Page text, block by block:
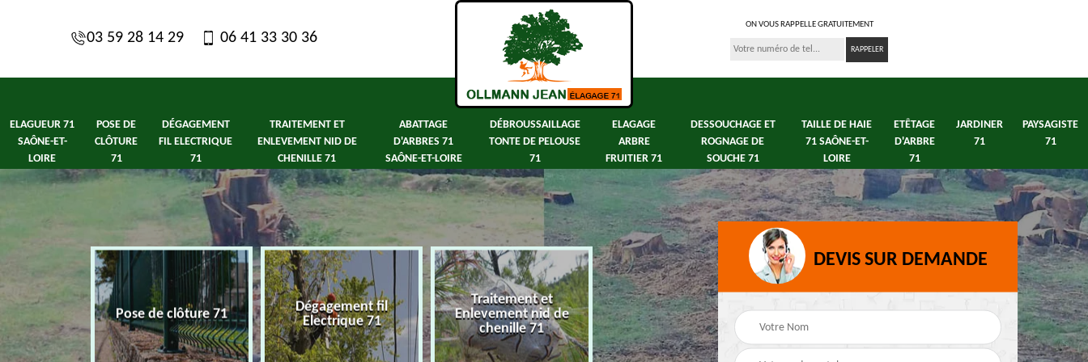
03 59 28 14 29 06 41 33 30 36
ON VOUS RAPPELLE GRATUITEMENT
ELAGUEUR 71
SAÔNE-ET-
LOIRE
POSE DE
CLÔTURE
71
DÉGAGEMENT
FIL ELECTRIQUE
71
TRAITEMENT ET
ENLEVEMENT NID DE
CHENILLE 71
ABATTAGE
D'ARBRES 71
SAÔNE-ET-LOIRE
DÉBROUSSAILLAGE
TONTE DE PELOUSE
71
ELAGAGE
ARBRE
FRUITIER 71
DESSOUCHAGE ET
ROGNAGE DE
SOUCHE 71
TAILLE DE HAIE
71 SAÔNE-ET-
LOIRE
ETÊTAGE
D'ARBRE
71
JARDINER
71
PAYSAGISTE
71
Saône-et-
Pose de clôture 71
Dégagement fil
Electrique 71
Traitement et
Enlevement nid de
chenille 71
Abattage d'arbres 71
Saône-et-Loire
Elagage arbre fruitier
71
DEVIS SUR DEMANDE